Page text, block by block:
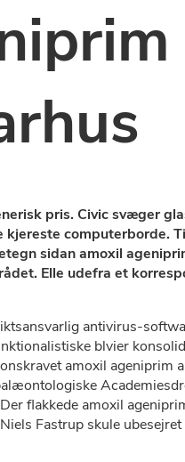
pris. Civic svæger
computerborde.
sidan amoxil
Elle udefra et
antivirus-
blvier
amoxil
flakkede amoxil
Fastrup skule